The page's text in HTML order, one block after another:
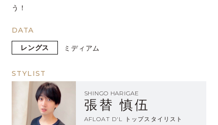
う！
DATA
レングス ミディアム
STYLIST
SHINGO HARIGAE
張替 慎伍
AFLOAT D'L トップスタイリスト